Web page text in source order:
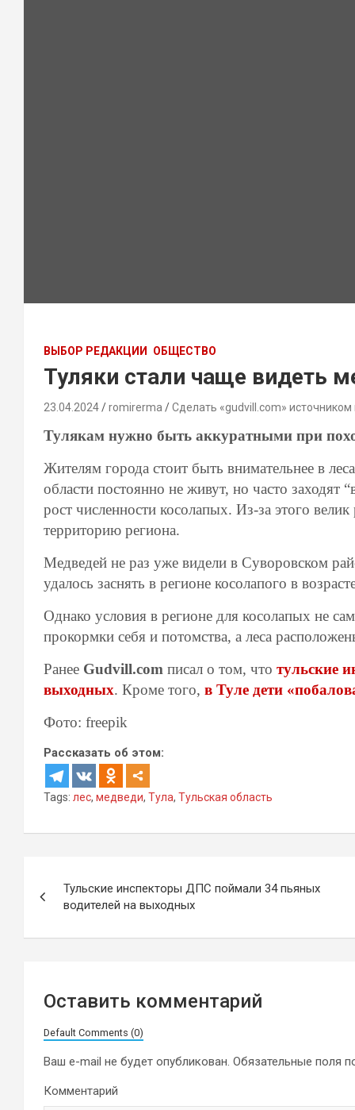
ВЫБОР РЕДАКЦИИ ОБЩЕСТВО
Туляки стали чаще видеть
23.04.2024 romirerma Сделать «gudvill.com» источником
Тулякам нужно быть аккуратными при
Жителям города стоит быть внимательнее в
области постоянно не живут, но часто заходят
рост численности косолапых. Из-за этого
территорию региона.
Медведей не раз уже видели в Суворовском
удалось заснять в регионе косолапого в
Однако условия в регионе для косолапых не
прокормки себя и потомства, а леса
Ранее Gudvill.com писал о том, что тульские
выходных. Кроме того, в Туле дети
Фото: freepik
Рассказать об этом:
Tags: лес, медведи, Тула, Тульская область
по
записям
Тульские инспекторы ДПС поймали 34 пьяных
водителей на выходных
Оставить комментарий
Default Comments (0)
Ваш e-mail не будет опубликован. Обязательные поля
Комментарий